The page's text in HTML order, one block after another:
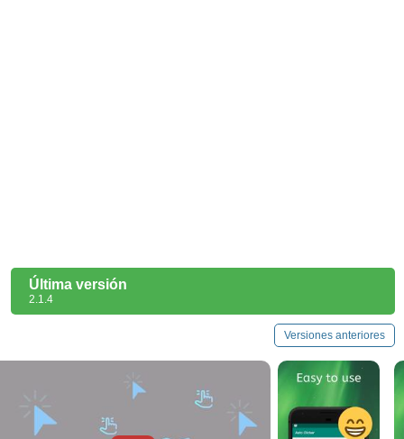
Última versión
2.1.4
Versiones anteriores